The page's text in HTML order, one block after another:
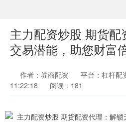
主力配资炒股 期货配
交易潜能，助您财富
作者：券商配资 平台：杠杆配
11:22:18
阅读：181